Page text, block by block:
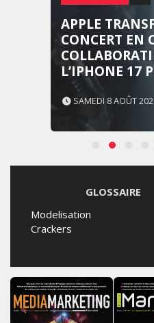
APPLE
CONCERT EN
L’IPHONE 17
SAMEDI 8 AOÛT
GLOSSAIRE
Modelisation
Crackers